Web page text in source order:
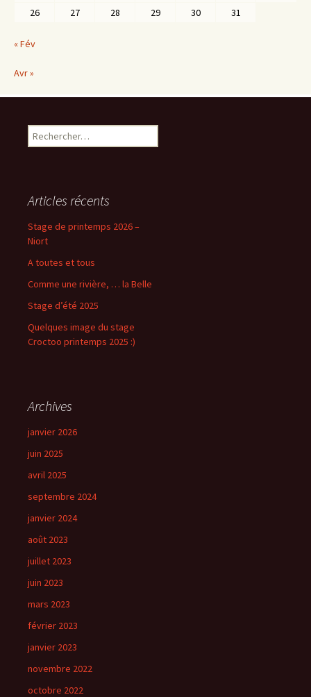
26
27 28 29 30 31
« Fév
Avr »
Rechercher :
Articles récents
Stage de printemps 2026 –
Niort
A toutes et tous
Comme une rivière, … la Belle
Stage d’été 2025
Quelques image du stage
Croctoo printemps 2025 :)
Archives
janvier 2026
juin 2025
avril 2025
septembre 2024
janvier 2024
août 2023
juillet 2023
juin 2023
mars 2023
février 2023
janvier 2023
novembre 2022
octobre 2022